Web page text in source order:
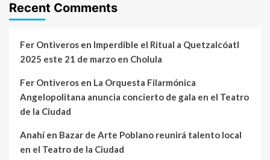
Recent Comments
Fer Ontiveros en Imperdible el Ritual a Quetzalcóatl
2025 este 21 de marzo en Cholula
Fer Ontiveros en La Orquesta Filarmónica
Angelopolitana anuncia concierto de gala en el Teatro
de la Ciudad
Anahíen Bazar de Arte Poblano reunirá talento local
en el Teatro de la Ciudad